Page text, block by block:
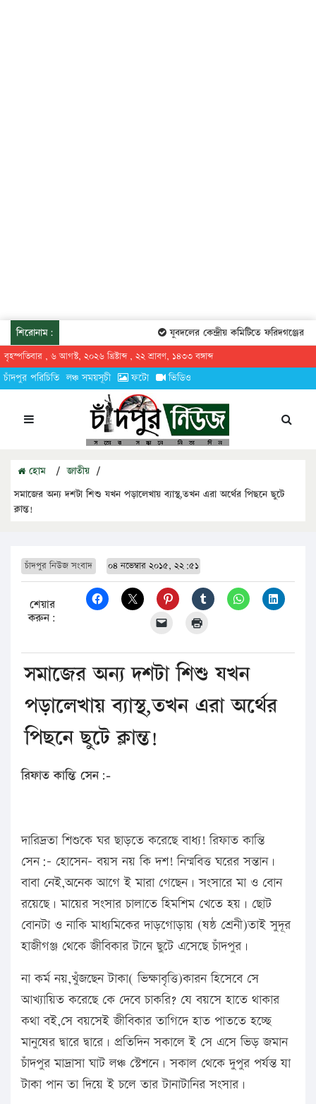
শিরোনাম: যুবদলের কেন্দ্রীয় কমিটিতে ফরিদগঞ্জের
বৃহস্পতিবার , ৬ আগস্ট, ২০২৬ খ্রিষ্টাব্দ , ২২ শ্রাবণ, ১৪৩৩ বঙ্গাব্দ
চাঁদপুর পরিচিতি লঞ্চ সময়সূচী ফটো ভিডিও
হোম / জাতীয় /
সমাজের অন্য দশটা শিশু যখন পড়ালেখায় ব্যাস্থ,তখন এরা অর্থের পিছনে ছুটে
ক্লান্ত!
চাঁদপুর নিউজ সংবাদ ০৪ নভেম্বার ২০১৫, ২২:৫১
শেয়ার
করুন:
সমাজের অন্য দশটা শিশু যখন
পড়ালেখায় ব্যাস্থ,তখন এরা অর্থের
পিছনে ছুটে ক্লান্ত!
রিফাত কান্তি সেন:-
দারিদ্রতা শিশুকে ঘর ছাড়তে করেছে বাধ্য! রিফাত কান্তি
সেন:- হোসেন- বয়স নয় কি দশ! নিন্মবিত্ত ঘরের সন্তান।
বাবা নেই,অনেক আগে ই মারা গেছেন। সংসারে মা ও বোন
রয়েছে। মায়ের সংসার চালাতে হিমশিম খেতে হয়। ছোট
বোনটা ও নাকি মাধ্যমিকের দাড়গোড়ায় (ষষ্ঠ শ্রেনী)তাই সুদূর
হাজীগঞ্জ থেকে জীবিকার টানে ছুটে এসেছে চাঁদপুর।
না কর্ম নয়,খুঁজছেন টাকা( ভিক্ষাবৃত্তি)কারন হিসেবে সে
আখ্যায়িত করেছে কে দেবে চাকরি? যে বয়সে হাতে থাকার
কথা বই,সে বয়সেই জীবিকার তাগিদে হাত পাততে হচ্ছে
মানুষের দ্বারে দ্বারে। প্রতিদিন সকালে ই সে এসে ভিড় জমান
চাঁদপুর মাদ্রাসা ঘাট লঞ্চ স্টেশনে। সকাল থেকে দুপুর পর্যন্ত যা
টাকা পান তা দিয়ে ই চলে তার টানাটানির সংসার।